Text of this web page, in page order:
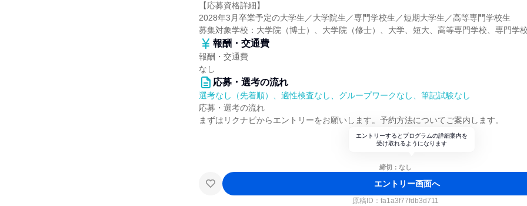
【応募資格詳細】
2028年3月卒業予定の大学生／大学院生／専門学校生／短期大学生／高等専門学校生
募集対象学校：大学院（博士）、大学院（修士）、大学、短大、高等専門学校、専門学
報酬・交通費
報酬・交通費
なし
応募・選考の流れ
選考なし（先着順）、適性検査なし、グループワークなし、筆記試験なし
応募・選考の流れ
まずはリクナビからエントリーをお願いします。予約方法についてご案内します。
エントリーするとプログラムの詳細案内を
受け取れるようになります
締切：なし
エントリー画面へ
原稿ID： fa1a3f77fdb3d711